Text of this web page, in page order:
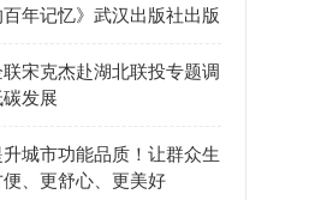
年记忆》武汉出版社出版
宋克杰赴湖北联投专题调
发展
城市功能品质！让群众生
、更舒心、更美好